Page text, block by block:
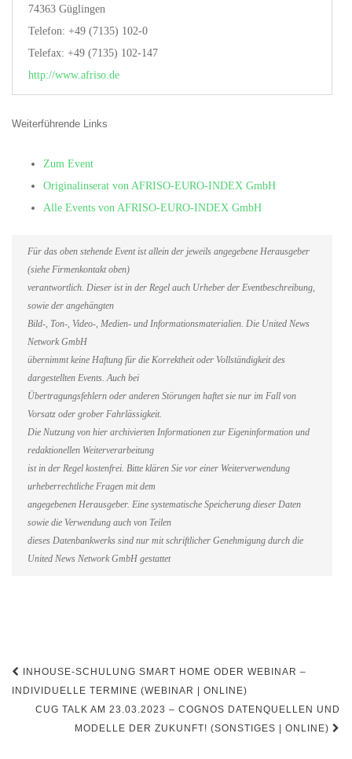
74363 Güglingen
Telefon: +49 (7135) 102-0
Telefax: +49 (7135) 102-147
http://www.afriso.de
Weiterführende Links
Zum Event
Originalinserat von AFRISO-EURO-INDEX GmbH
Alle Events von AFRISO-EURO-INDEX GmbH
Für das oben stehende Event ist allein der jeweils angegebene Herausgeber
(siehe Firmenkontakt oben)
verantwortlich. Dieser ist in der Regel auch Urheber der Eventbeschreibung,
sowie der angehängten
Bild-, Ton-, Video-, Medien- und Informationsmaterialien. Die United News
Network GmbH
übernimmt keine Haftung für die Korrektheit oder Vollständigkeit des
dargestellten Events. Auch bei
Übertragungsfehlern oder anderen Störungen haftet sie nur im Fall von
Vorsatz oder grober Fahrlässigkeit.
Die Nutzung von hier archivierten Informationen zur Eigeninformation und
redaktionellen Weiterverarbeitung
ist in der Regel kostenfrei. Bitte klären Sie vor einer Weiterverwendung
urheberrechtliche Fragen mit dem
angegebenen Herausgeber. Eine systematische Speicherung dieser Daten
sowie die Verwendung auch von Teilen
dieses Datenbankwerks sind nur mit schriftlicher Genehmigung durch die
United News Network GmbH gestattet
Beitragsnavigation
INHOUSE-SCHULUNG SMART HOME ODER WEBINAR –
INDIVIDUELLE TERMINE (WEBINAR | ONLINE)
CUG TALK AM 23.03.2023 – COGNOS DATENQUELLEN UND
MODELLE DER ZUKUNFT! (SONSTIGES | ONLINE)